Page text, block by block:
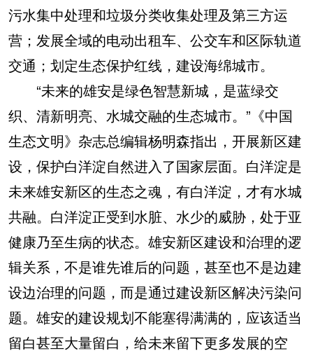
污水集中处理和垃圾分类收集处理及第三方运
营；发展全域的电动出租车、公交车和区际轨道
交通；划定生态保护红线，建设海绵城市。
“未来的雄安是绿色智慧新城，是蓝绿交
织、清新明亮、水城交融的生态城市。”《中国
生态文明》杂志总编辑杨明森指出，开展新区建
设，保护白洋淀自然进入了国家层面。白洋淀是
未来雄安新区的生态之魂，有白洋淀，才有水城
共融。白洋淀正受到水脏、水少的威胁，处于亚
健康乃至生病的状态。雄安新区建设和治理的逻
辑关系，不是谁先谁后的问题，甚至也不是边建
设边治理的问题，而是通过建设新区解决污染问
题。雄安的建设规划不能塞得满满的，应该适当
留白甚至大量留白，给未来留下更多发展的空